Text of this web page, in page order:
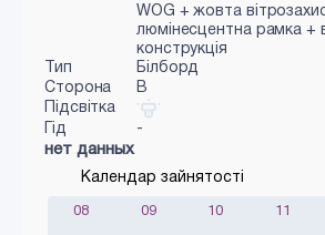
WOG + жовта
люмінесцентна рамка +
конструкція
Тип
Білборд
Сторона
B
Підсвітка
Гід
-
нет данных
Календар зайнятості
08 09 10 11